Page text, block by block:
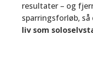
resultater – og
sparringsforløb, så
liv som